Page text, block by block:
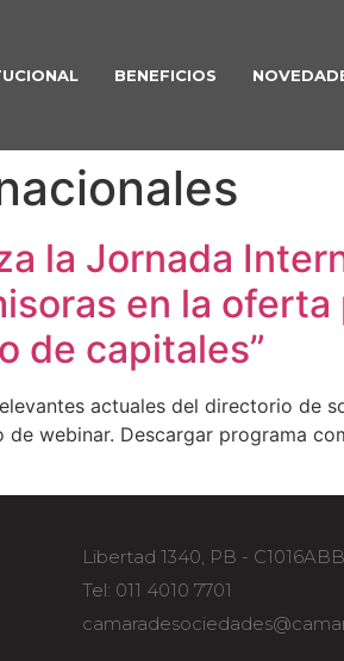
BENEFICIOS
la Jornada
en la
de capitales”
actuales del directorio de
webinar. Descargar programa
Libertad 1340, PB -
Tel: 011 4010 7701